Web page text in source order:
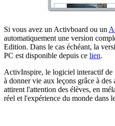
Si vous avez un Activboard ou un
automatiquement une version
Edition. Dans le cas échéant, la
PC est disponible depuis ce lien.
ActivInspire, le logiciel interactif de
à donner vie aux leçons grâce à des
attirent l'attention des élèves, en
réel et l'expérience du monde dans